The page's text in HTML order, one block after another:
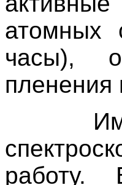
атомных
часы),
пленения
Имея
работу.